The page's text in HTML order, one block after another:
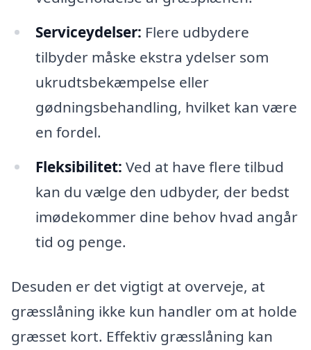
Serviceydelser: Flere udbydere
tilbyder måske ekstra ydelser som
ukrudtsbekæmpelse eller
gødningsbehandling, hvilket kan være
en fordel.
Fleksibilitet: Ved at have flere tilbud
kan du vælge den udbyder, der bedst
imødekommer dine behov hvad angår
tid og penge.
Desuden er det vigtigt at overveje, at
græsslåning ikke kun handler om at holde
græsset kort. Effektiv græsslåning kan